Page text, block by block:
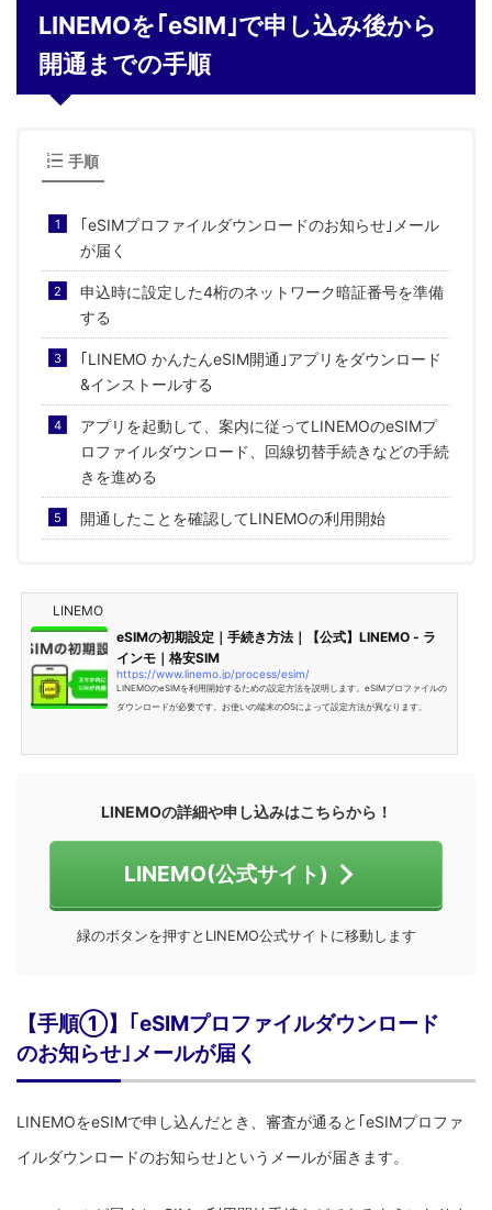
LINEMOを｢eSIM｣で申し込み後から
開通までの手順
手順
｢eSIMプロファイルダウンロードのお知らせ｣メール
が届く
申込時に設定した4桁のネットワーク暗証番号を準備
する
｢LINEMO かんたんeSIM開通｣アプリをダウンロード
&インストールする
アプリを起動して、案内に従ってLINEMOのeSIMプ
ロファイルダウンロード、回線切替手続きなどの手続
きを進める
開通したことを確認してLINEMOの利用開始
LINEMO
eSIMの初期設定｜手続き方法｜【公式】LINEMO - ラ
インモ｜格安SIM
https://www.linemo.jp/process/esim/
LINEMOのeSIMを利用開始するための設定方法を説明します。eSIMプロファイルの
ダウンロードが必要です。お使いの端末のOSによって設定方法が異なります。
LINEMOの詳細や申し込みはこちらから！
LINEMO(公式サイト)
緑のボタンを押すとLINEMO公式サイトに移動します
【手順①】｢eSIMプロファイルダウンロード
のお知らせ｣メールが届く
LINEMOをeSIMで申し込んだとき、審査が通ると｢eSIMプロファ
イルダウンロードのお知らせ｣というメールが届きます。